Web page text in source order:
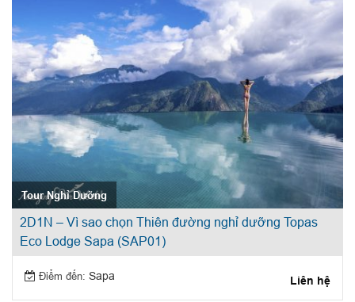
Tour Nghỉ Dưỡng
2D1N – Vì sao chọn Thiên đường nghỉ dưỡng Topas
Eco Lodge Sapa (SAP01)
Điểm đến: Sapa Liên hệ